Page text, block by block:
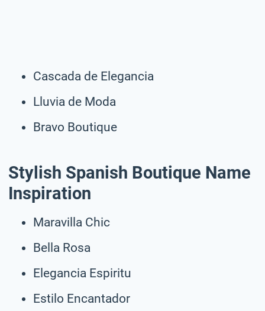
Cascada de Elegancia
Lluvia de Moda
Bravo Boutique
Stylish Spanish Boutique Name
Inspiration
Maravilla Chic
Bella Rosa
Elegancia Espiritu
Estilo Encantador